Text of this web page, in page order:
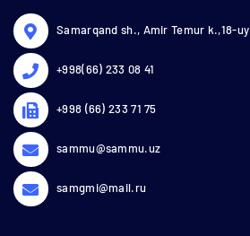
Samarqand sh., Amir Temur k.,18-uy
+998(66) 233 08 41
+998 (66) 233 71 75
sammu@sammu.uz
samgmi@mail.ru